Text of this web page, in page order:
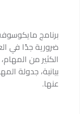
ضرورية جدًا في
الكثير من
بيانية، جدولة
عنها.